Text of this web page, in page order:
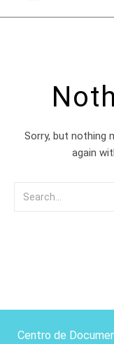
Sorry, but nothing
again
Centro de